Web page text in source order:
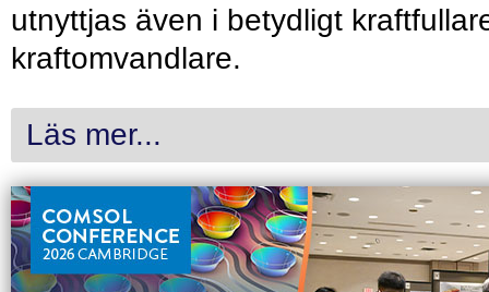
utnyttjas även i betydligt
kraftomvandlare.
Läs mer...